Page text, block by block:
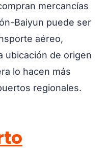
mercancías
Baiyun puede ser
aéreo,
ubicación de origen
lo hacen más
regionales.